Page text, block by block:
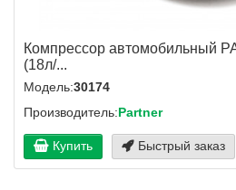
Компрессор автомобильный
(18л/...
Модель:30174
Производитель:Partner
Купить Быстрый заказ